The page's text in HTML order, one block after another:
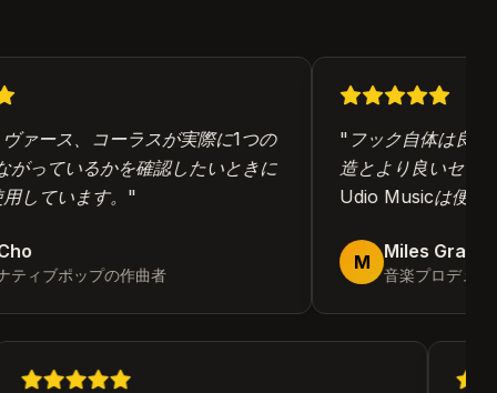
ース、コーラスが実際に1つの
っているかを確認したいときに
ています。"
ィブポップの作曲者
フック自体は良い
造とより良いセクシ
Udio Musicは便利で
M Miles Grant
音楽プロデューサ